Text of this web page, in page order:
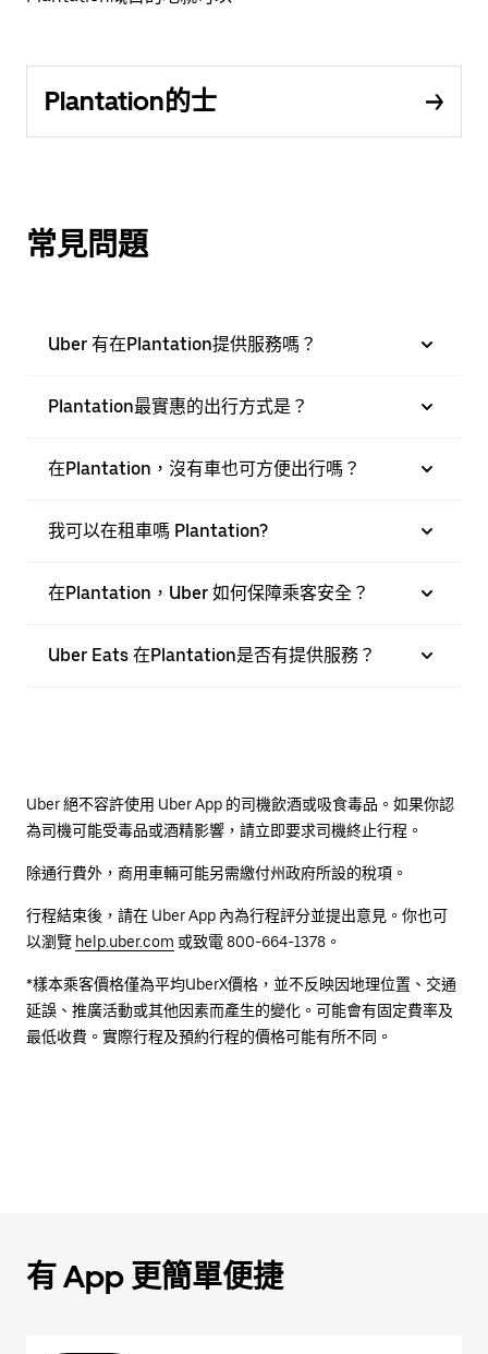
Plantation的士
常見問題
Uber 有在Plantation提供服務嗎？
Plantation最實惠的出行方式是？
在Plantation，沒有車也可方便出行嗎？
我可以在租車嗎 Plantation?
在Plantation，Uber 如何保障乘客安全？
Uber Eats 在Plantation是否有提供服務？
Uber 絕不容許使用 Uber App 的司機飲酒或吸食毒品。如果你認
為司機可能受毒品或酒精影響，請立即要求司機終止行程。
除通行費外，商用車輛可能另需繳付州政府所設的稅項。
行程結束後，請在 Uber App 內為行程評分並提出意見。你也可
以瀏覽 help.uber.com 或致電 800-664-1378。
*樣本乘客價格僅為平均UberX價格，並不反映因地理位置、交通
延誤、推廣活動或其他因素而產生的變化。可能會有固定費率及
最低收費。實際行程及預約行程的價格可能有所不同。
有 App 更簡單便捷